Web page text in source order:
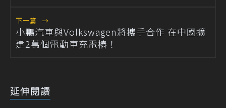
下一篇 →
小鵬汽車與Volkswagen將攜手合作 在中國擴
建2萬個電動車充電樁！
延伸閱讀